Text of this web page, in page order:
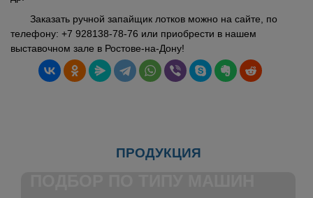
Заказать ручной запайщик лотков можно на сайте, по
телефону: +7 928138-78-76 или приобрести в нашем
выставочном зале в Ростове-на-Дону!
ПРОДУКЦИЯ